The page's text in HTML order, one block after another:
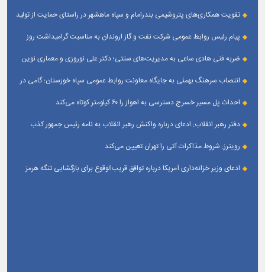
تقویت همکاری‌های پتروشیمی بندرامام و سپاه ماهشهر در راستای حمایت از تولید
پیام رئیس روابط عمومی شركت نفت و گاز اروندان به مناسبت گرامیداشت روز
ضربه فنی هادی ساعی به مدیریت‌های سنتی؛ دکتر علی نوروزی و معماری نوین
انتصاب سرهنگ بهمئی به جایگاه معاونت روابط عمومی سپاه خوزستان؛ گامی در
احداث پل مسیر خسرج دسترسی به اهواز را ۶۰ کیلومتر کوتاه می‌کند
دفتر رهبر انقلاب: ادعای درباره واکنش رهبر انقلاب به نامه رئیس جمهور کذب
رویترز: شروط مذاکرات آتی را تهران تعیین می‌کند
ادعای وزیر خزانه‌داری آمریکا درباره توافق قریب‌الوقوع برای بازگشایی تنگه هرمز